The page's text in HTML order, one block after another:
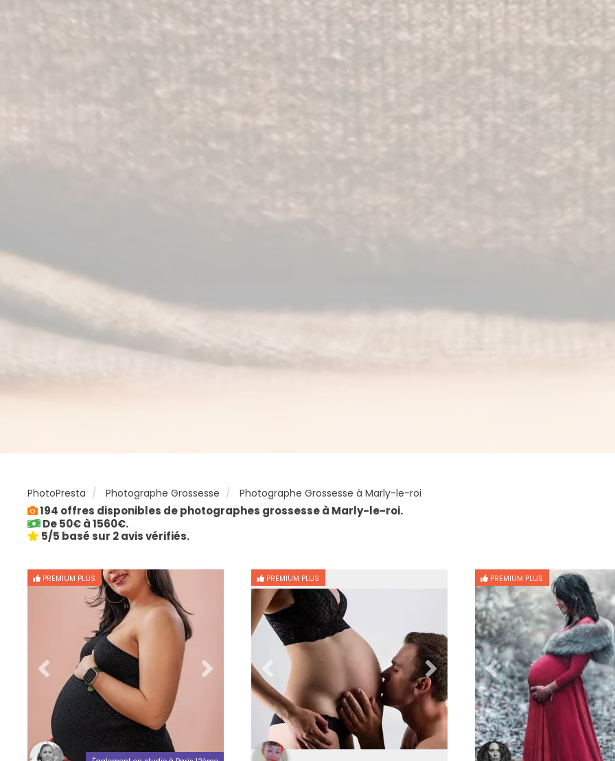
PhotoPresta Photographe Grossesse Photographe Grossesse à Marly-le-roi
194 offres disponibles de photographes grossesse à Marly-le-roi.
De 50€ à 1560€.
5/5 basé sur 2 avis vérifiés.
PREMIUM PLUS PREMIUM PLUS PREMIUM PLUS